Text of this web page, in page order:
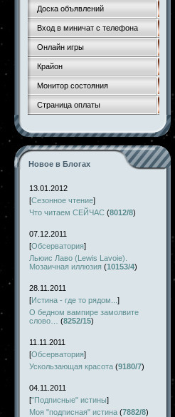
Доска объявлений
Вход в миничат с телефона
Онлайн игры
Крайон
Монитор состояния
Страница оплаты
Новое в Блогах
13.01.2012
[Сезонное чтение]
Что читаем СЕЙЧАС (8012/8)
07.12.2011
[Обсерватория]
Льюис Лаво (Lewis Lavoie).
Мозаичная иллюзия (10153/4)
28.11.2011
[Истина - где то рядом... ]
О бедном вампире замолвите
слово…
(8252/15)
11.11.2011
[Обсерватория]
Ускользающая красота (9180/7)
04.11.2011
["Подписные" истины]
Моя "подписная" истина (7882/8)